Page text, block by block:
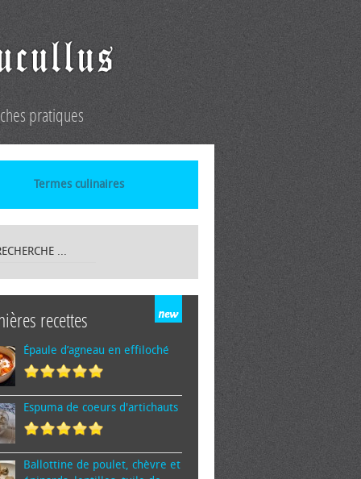
pratiques
Termes culinaires
recettes
Épaule d’agneau en effiloché
Espuma de cœurs d'artichauts
Ballottine de poulet, chèvre et